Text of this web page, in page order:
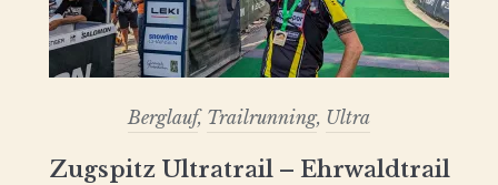
Berglauf, Trailrunning, Ultra
Zugspitz Ultratrail – Ehrwaldtrail